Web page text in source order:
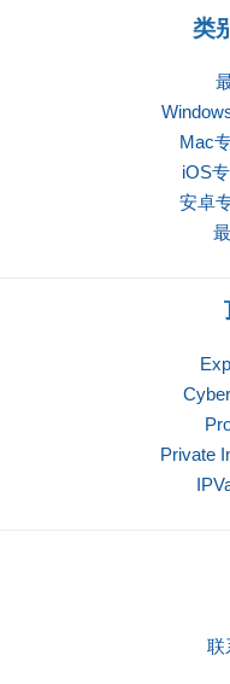
类
Mac
iOS
安卓
Private
联